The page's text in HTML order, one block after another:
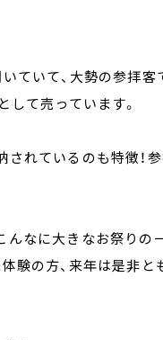
いて、大勢の参拝客
して売っています。
れているのも特徴！
なに大きなお祭りの
験の方、来年は是非と